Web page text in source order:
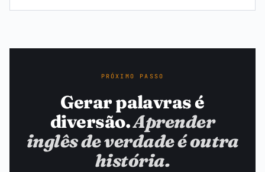
PRÓXIMO PASSO
Gerar palavras é
diversão.Aprender
inglês de verdade é outra
história.